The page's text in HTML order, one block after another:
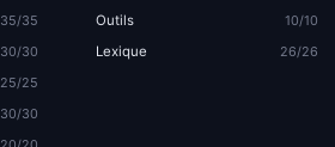
35/35
30/30
25/25
30/30
Outils
10/10
Lexique
26/26